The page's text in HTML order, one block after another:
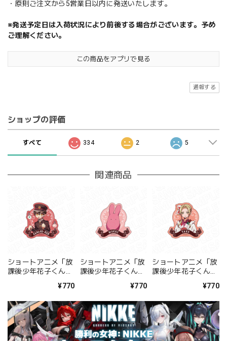
・原則ご注文から5営業日以内に発送いたします。
※発送予定日は入荷状況により前後する場合がございます。予め
ご理解ください。
この商品をアプリで見る
通報する
ショップの評価
すべて 334 2 5
関連商品
ショートアニメ「放
課後少年花子くん」
¥770
ショートアニメ「放
課後少年花子くん」
¥770
ショートアニメ「放
課後少年花子くん」
¥770